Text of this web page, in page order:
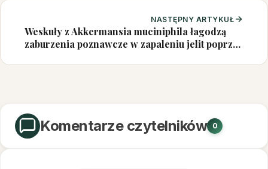
NASTĘPNY ARTYKUŁ
Weskuły z Akkermansia muciniphila łagodzą
zaburzenia poznawcze w zapaleniu jelit poprzez
Komentarze czytelników 0